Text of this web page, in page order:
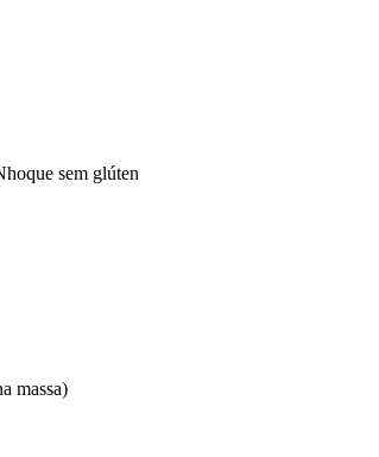
sem glúten
massa)